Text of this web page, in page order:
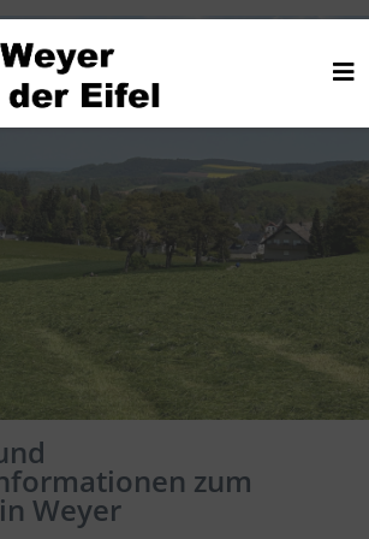
zum
Weyer